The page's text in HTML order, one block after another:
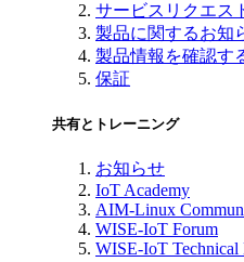
サービスリクエス
製品に関するお知
製品情報を確認す
保証
共有とトレーニング
お知らせ
IoT Academy
AIM-Linux
WISE-IoT Forum
WISE-IoT Technical